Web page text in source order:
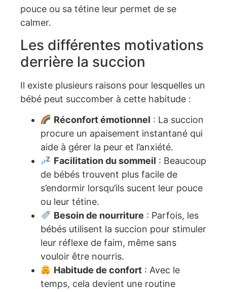
pouce ou sa tétine leur permet de se
calmer.
Les différentes motivations
derrière la succion
Il existe plusieurs raisons pour lesquelles un
bébé peut succomber à cette habitude :
Réconfort émotionnel : La succion
procure un apaisement instantané qui
aide à gérer la peur et l’anxiété.
Facilitation du sommeil : Beaucoup
de bébés trouvent plus facile de
s’endormir lorsqu’ils sucent leur pouce
ou leur tétine.
Besoin de nourriture : Parfois, les
bébés utilisent la succion pour stimuler
leur réflexe de faim, même sans
vouloir être nourris.
Habitude de confort: Avec le
temps, cela devient une routine